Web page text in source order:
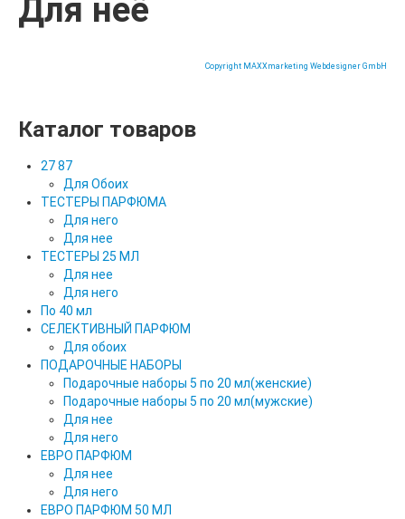
Для неё
Copyright MAXXmarketing Webdesigner GmbH
Каталог товаров
27 87
Для Обоих
ТЕСТЕРЫ ПАРФЮМА
Для него
Для нее
ТЕСТЕРЫ 25 МЛ
Для нее
Для него
По 40 мл
СЕЛЕКТИВНЫЙ ПАРФЮМ
Для обоих
ПОДАРОЧНЫЕ НАБОРЫ
Подарочные наборы 5 по 20 мл(женские)
Подарочные наборы 5 по 20 мл(мужские)
Для нее
Для него
ЕВРО ПАРФЮМ
Для нее
Для него
ЕВРО ПАРФЮМ 50 МЛ